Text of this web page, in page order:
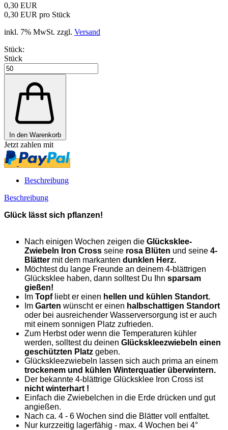
0,30 EUR
0,30 EUR pro Stück
inkl. 7% MwSt. zzgl. Versand
Stück:
Stück
In den Warenkorb
Jetzt zahlen mit
Beschreibung
Beschreibung
Glück lässt sich pflanzen!
Nach einigen Wochen zeigen die Glücksklee-
Zwiebeln Iron Cross seine rosa Blüten und seine 4-
Blätter mit dem markanten dunklen Herz.
Möchtest du lange Freunde an deinem 4-blättrigen
Glücksklee haben, dann solltest Du Ihn sparsam
gießen!
Im Topf liebt er einen hellen und kühlen Standort.
Im Garten wünscht er einen halbschattigen Standort
oder bei ausreichender Wasserversorgung ist er auch
mit einem sonnigen Platz zufrieden.
Zum Herbst oder wenn die Temperaturen kühler
werden, solltest du deinen Glückskleezwiebeln einen
geschützten Platz geben.
Glückskleezwiebeln lassen sich auch prima an einem
trockenem und kühlen Winterquatier überwintern.
Der bekannte 4-blättrige Glücksklee Iron Cross ist
nicht winterhart !
Einfach die Zwiebelchen in die Erde drücken und gut
angießen.
Nach ca. 4 - 6 Wochen sind die Blätter voll entfaltet.
Nur kurzzeitig lagerfähig - max. 4 Wochen bei 4°